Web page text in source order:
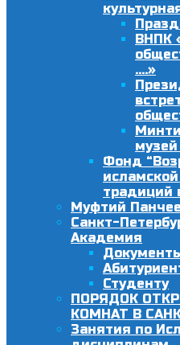
ВНПК
….»
Фонд
традиций
Муфтий
Санкт-
Академия
Студенту
ПОРЯДОК
КОМНАТ В
Занятия по